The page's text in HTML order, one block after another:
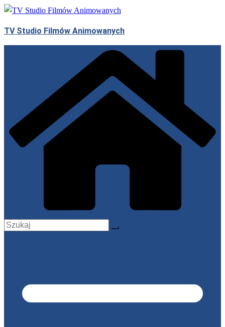
Przejdź
treści
TV Studio Filmów Animowanych